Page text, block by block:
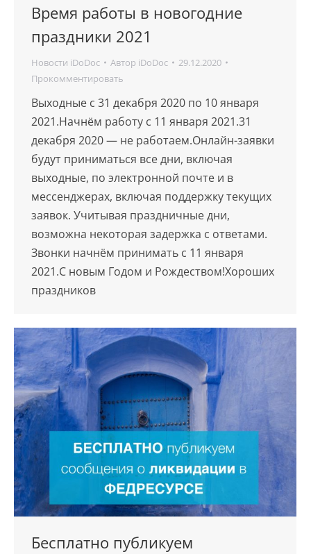
Время работы в новогодние
праздники 2021
Новости iDoDoc Автор iDoDoc
29.12.2020
Прокомментировать
Выходные с 31 декабря 2020 по 10 января
2021.Начнём работу с 11 января 2021.31
декабря 2020 — не работаем.Онлайн-заявки
будут приниматься все дни, включая
выходные, по электронной почте и в
мессенджерах, включая поддержку текущих
заявок. Учитывая праздничные дни,
возможна некоторая задержка с ответами.
Звонки начнём принимать с 11 января
2021.С новым Годом и Рождеством!Хороших
праздников
Бесплатно публикуем